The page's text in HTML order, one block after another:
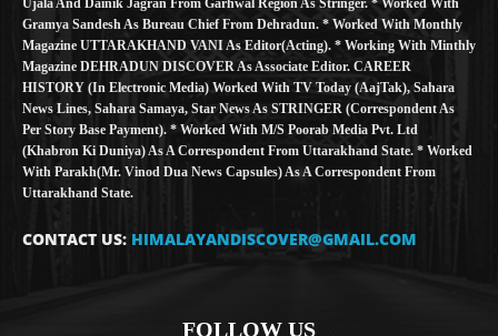
Ujala And Dainik Jagran From Garhwal Region As Stringer. * Worked With
Gramya Sandesh As Bureau Chief From Dehradun. * Worked With Monthly
Magazine UTTARAKHAND VANI As Editor(Acting). * Working With Minthly
Magazine DEHRADUN DISCOVER As Associate Editor. CAREER
HISTORY (in Electronic Media) Worked With TV Today (AajTak), Sahara
News Lines, Sahara Samaya, Star News As STRINGER (Correspondent As
Per Story Base Payment). * Worked With M/S Poorab Media Pvt. Ltd
(Khabron Ki Duniya) As A Correspondent From Uttarakhand State. * Worked
With Parakh(Mr. Vinod Dua News Capsules) As A Correspondent From
Uttarakhand State.
CONTACT US: HIMALAYANDISCOVER@GMAIL.COM
FOLLOW US